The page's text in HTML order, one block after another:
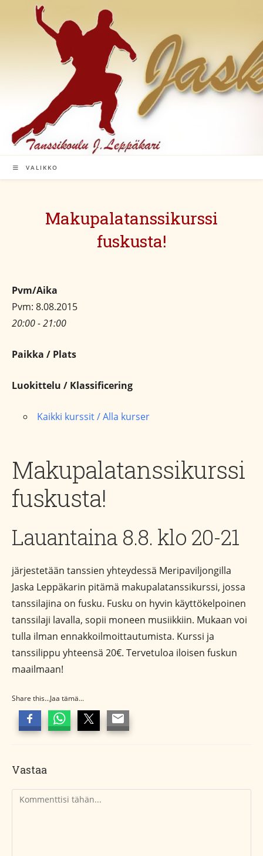
VALIKKO
Makupalatanssikurssi
fuskusta!
Pvm/Aika
Pvm: 8.08.2015
20:00 - 21:00
Paikka / Plats
Luokittelu / Klassificering
Kaikki kurssit / Alla kurser
Makupalatanssikurssi
fuskusta!
Lauantaina 8.8. klo 20-21
järjestetään tanssien yhteydessä Meripaviljongilla
Jaska Leppäkarin pitämä makupalatanssikurssi, jossa
tanssilajina on fusku. Fusku on hyvin käyttökelpoinen
tanssilaji lavalla, sopii moneen musiikkiin. Mukaan voi
tulla ilman ennakkoilmoittautumista. Kurssi ja
tanssilippu yhteensä 20€. Tervetuloa iloisen fuskun
maailmaan!
Share this...Jaa tämä...
Vastaa
Kommentti